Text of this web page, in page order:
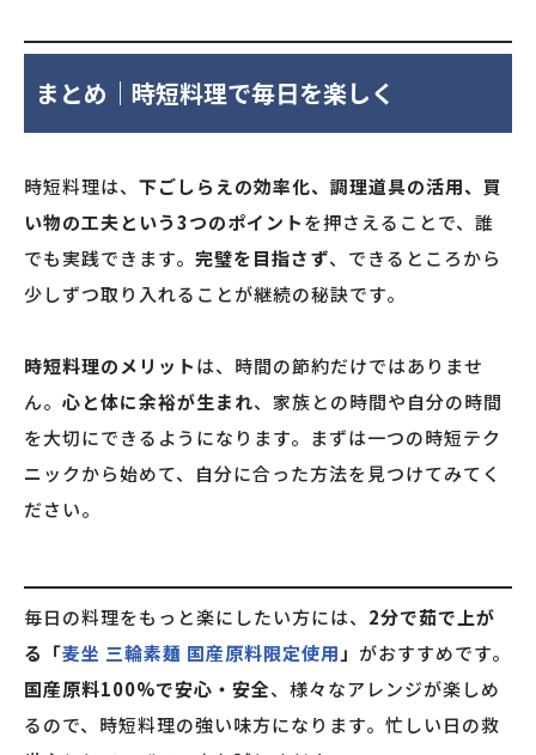
まとめ｜時短料理で毎日を楽しく
時短料理は、 下ごしらえの効率化、調理道具の活用、買
い物の工夫という3つのポイントを押さえることで、誰
でも実践できます。 完璧を目指さず、できるところから
少しずつ取り入れることが継続の秘訣です。
時短料理のメリットは、時間の節約だけではありませ
ん。 心と体に余裕が生まれ、家族との時間や自分の時間
を大切にできるようになります。まずは一つの時短テク
ニックから始めて、自分に合った方法を見つけてみてく
ださい。
毎日の料理をもっと楽にしたい方には、 2分で茹で上が
る「麦坐 三輪素麺 国産原料限定使用」 がおすすめです。
国産原料100%で安心・安全、様々なアレンジが楽しめ
るので、時短料理の強い味方になります。忙しい日の救